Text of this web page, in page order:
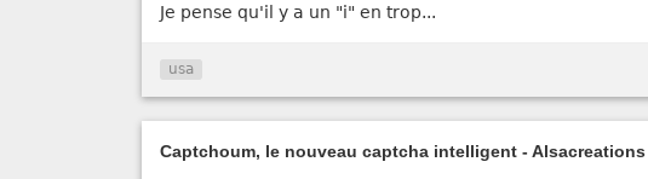
Je pense qu'il y a un "i" en trop...
usa
Captchoum, le nouveau captcha intelligent - Alsacreations